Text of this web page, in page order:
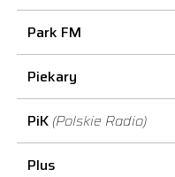
Park FM
Piekary
PiK (Polskie Radio)
Plus